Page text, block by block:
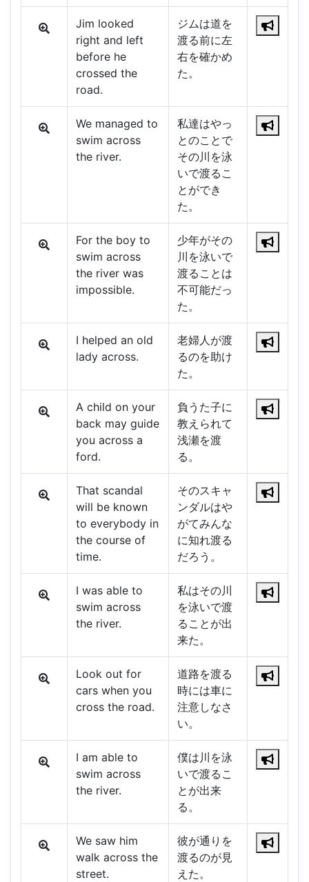
Jim looked
right and left
before he
crossed the
road.
ジムは道を
渡る前に左
右を確かめ
た。
We managed to
swim across
the river.
私達はやっ
とのことで
その川を泳
いで渡るこ
とができ
た。
For the boy to
swim across
the river was
impossible.
少年がその
川を泳いで
渡ることは
不可能だっ
た。
I helped an old
lady across.
老婦人が渡
るのを助け
た。
A child on your
back may guide
you across a
ford.
負うた子に
教えられて
浅瀬を渡
る。
That scandal
will be known
to everybody in
the course of
time.
そのスキャ
ンダルはや
がてみんな
に知れ渡る
だろう。
I was able to
swim across
the river.
私はその川
を泳いで渡
ることが出
来た。
Look out for
cars when you
cross the road.
道路を渡る
時には車に
注意しなさ
い。
I am able to
swim across
the river.
僕は川を泳
いで渡るこ
とが出来
る。
We saw him
walk across the
street.
彼が通りを
渡るのが見
えた。